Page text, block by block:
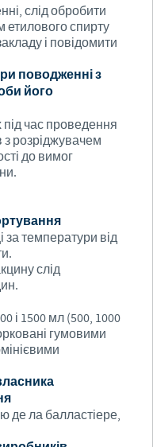
слід обробити
етилового спирту
і повідомити
поводженні з
його
під час проведення
з розріджувачем
до вимог
за температури від
слід
і 1500 мл (500, 1000
гумовими
де ла балластіере,